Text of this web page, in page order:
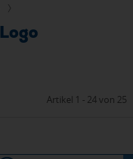
Artikel 1 - 24 von 25